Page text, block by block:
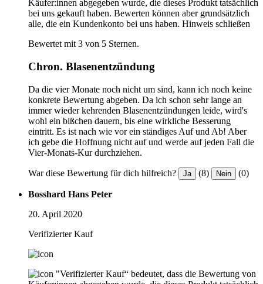
Käufer:innen abgegeben wurde, die dieses Produkt tatsächlich
bei uns gekauft haben. Bewerten können aber grundsätzlich
alle, die ein Kundenkonto bei uns haben. Hinweis schließen
Bewertet mit 3 von 5 Sternen.
Chron. Blasenentzündung
Da die vier Monate noch nicht um sind, kann ich noch keine
konkrete Bewertung abgeben. Da ich schon sehr lange an
immer wieder kehrenden Blasenentzündungen leide, wird's
wohl ein bißchen dauern, bis eine wirkliche Besserung
eintritt. Es ist nach wie vor ein ständiges Auf und Ab! Aber
ich gebe die Hoffnung nicht auf und werde auf jeden Fall die
Vier-Monats-Kur durchziehen.
War diese Bewertung für dich hilfreich? Ja (8) Nein (0)
Bosshard Hans Peter
20. April 2020
Verifizierter Kauf
"Verifizierter Kauf“ bedeutet, dass die Bewertung von